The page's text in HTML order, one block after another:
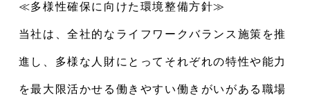
≪多様性確保に向けた環境整備方針≫
当社は、全社的なライフワークバランス施策を推
進し、多様な人財にとってそれぞれの特性や能力
を最大限活かせる働きやすい働きがいがある職場